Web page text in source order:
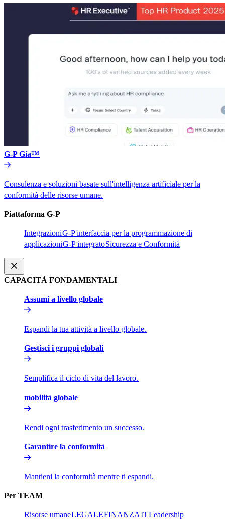
G-P Gia™​​
Consulenza e soluzioni basate sull'intelligenza artificiale per la
conformità delle risorse umane.​​
Piattaforma G-P​​
Integrazioni​​G-P interfaccia per la programmazione di
applicazioni​​G-P integrato​​Sicurezza e Conformità​​
CAPACITÀ FONDAMENTALI​​
Assumi a livello globale​​
Espandi la tua attività a livello globale.​​
Gestisci i gruppi globali​​
Semplifica il ciclo di vita del lavoro.​​
mobilità globale​​
Rendi ogni trasferimento un successo.​​
Garantire la conformità​​
Mantieni la conformità mentre ti espandi.​​
Per TEAM​​
Risorse umane​​LEGALE​​FINANZA​​IT​​Leadership​​